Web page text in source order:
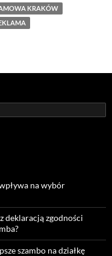
KRAKÓW
na wybór
deklaracją zgodności
szambo na działkę